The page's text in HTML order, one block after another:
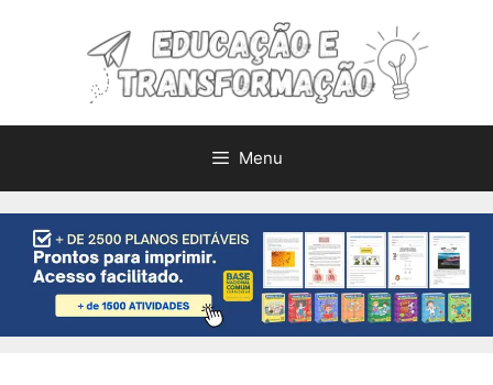
Menu